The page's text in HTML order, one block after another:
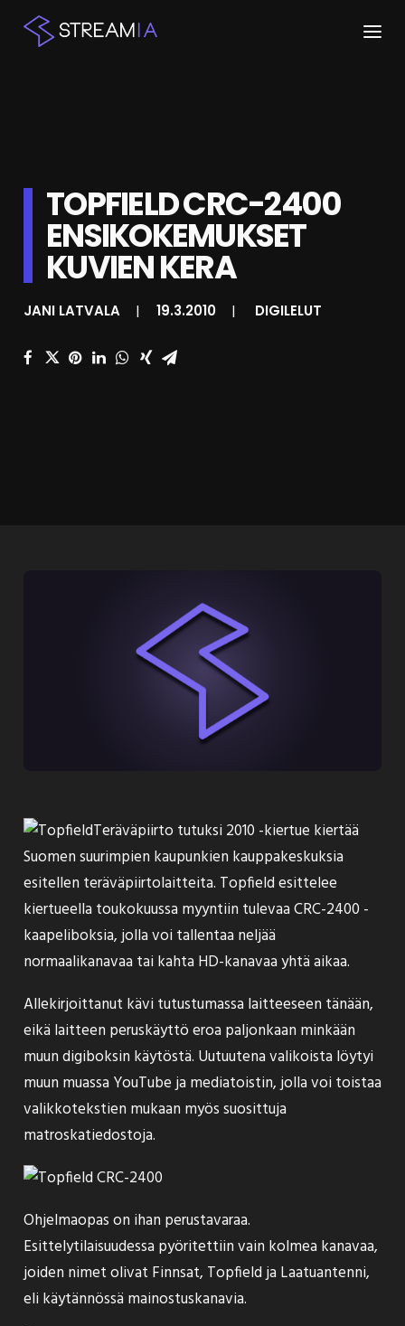
KESKUSTELU
SHOP
TOPFIELD CRC-2400
ENSIKOKEMUKSET
KUVIEN KERA
JANI LATVALA | 19.3.2010 | DIGILELUT
Teräväpiirto tutuksi 2010 -kiertue kiertää
Suomen suurimpien kaupunkien kauppakeskuksia
esitellen teräväpiirtolaitteita. Topfield esittelee
kiertueella toukokuussa myyntiin tulevaa CRC-2400 -
kaapeliboksia, jolla voi tallentaa neljää
normaalikanavaa tai kahta HD-kanavaa yhtä aikaa.
Allekirjoittanut kävi tutustumassa laitteeseen tänään,
eikä laitteen peruskäyttö eroa paljonkaan minkään
muun digiboksin käytöstä. Uutuutena valikoista löytyi
muun muassa YouTube ja mediatoistin, jolla voi toistaa
valikkotekstien mukaan myös suosittuja
matroskatiedostoja.
Ohjelmaopas on ihan perustavaraa.
Esittelytilaisuudessa pyöritettiin vain kolmea kanavaa,
joiden nimet olivat Finnsat, Topfield ja Laatuantenni,
eli käytännössä mainostuskanavia.